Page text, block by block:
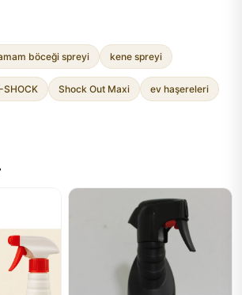
böceği spreyi kene spreyi
SHOCK Shock Out Maxi ev haşereleri